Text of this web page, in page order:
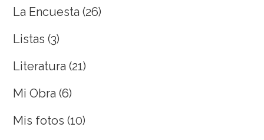
La Encuesta (26)
Listas (3)
Literatura (21)
Mi Obra (6)
Mis fotos (10)